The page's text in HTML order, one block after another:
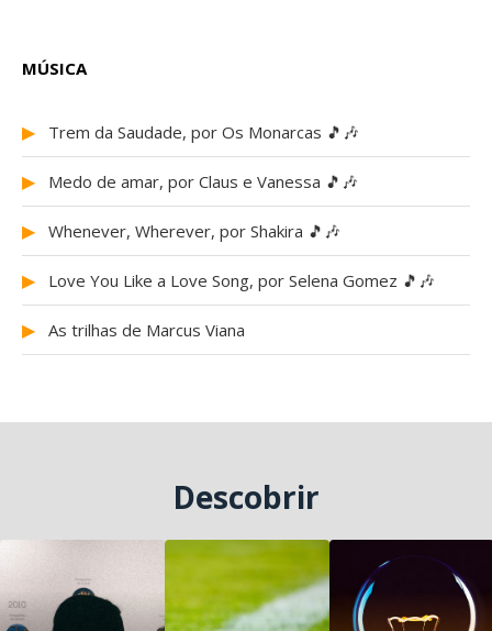
MÚSICA
▶ Trem da Saudade, por Os Monarcas 🎵🎶
▶ Medo de amar, por Claus e Vanessa 🎵🎶
▶ Whenever, Wherever, por Shakira 🎵🎶
▶ Love You Like a Love Song, por Selena Gomez 🎵🎶
▶ As trilhas de Marcus Viana
Descobrir